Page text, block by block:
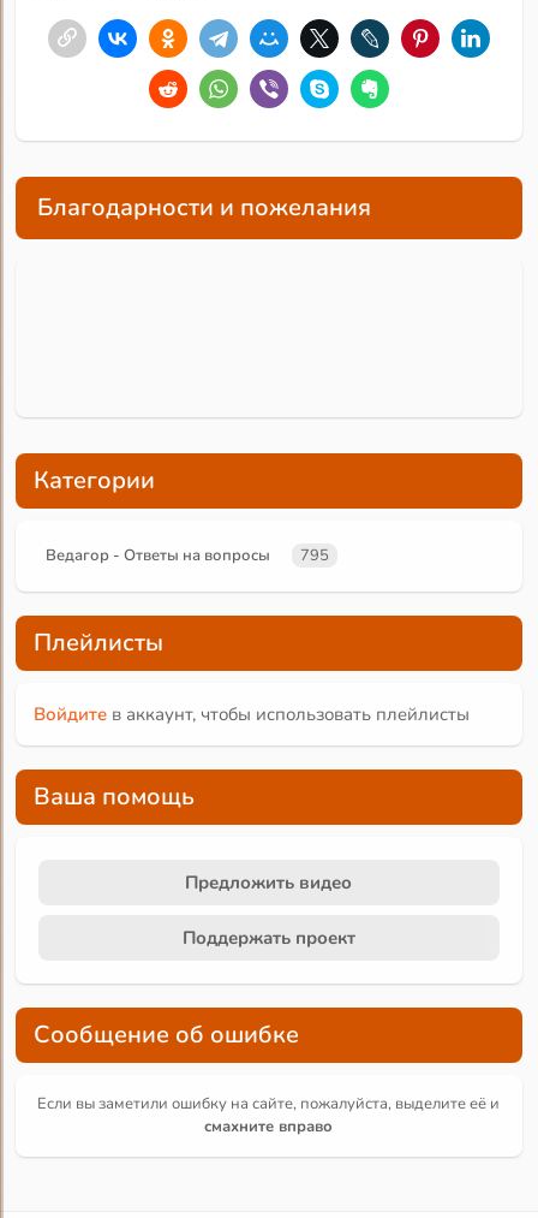
Благодарности и пожелания
Категории
Ведагор - Ответы на вопросы 795
Плейлисты
Войдите в аккаунт, чтобы использовать плейлисты
Ваша помощь
Предложить видео
Поддержать проект
Сообщение об ошибке
Если вы заметили ошибку на сайте, пожалуйста, выделите её и
смахните вправо